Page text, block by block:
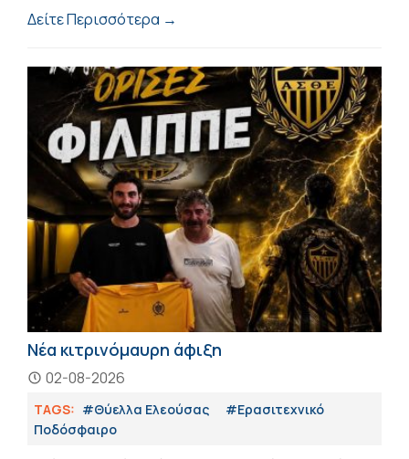
Δείτε Περισσότερα →
Νέα κιτρινόμαυρη άφιξη
02-08-2026
TAGS: #Θύελλα Ελεούσας
#Eρασιτεχνικό
Ποδόσφαιρο